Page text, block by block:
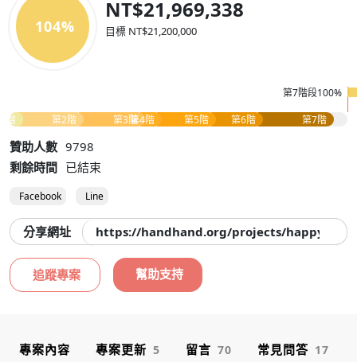
104%
NT$21,969,338
目標 NT$21,200,000
第7階段100%
階
第2階 第3階第4階 第5階 第6階 第7階
贊助人數 9798
剩餘時間 已結束
Facebook Line
分享網址 https://handhand.org/projects/
追蹤專案 幫助支持
專案內容 專案更新 5 留言 70 常見問答 17